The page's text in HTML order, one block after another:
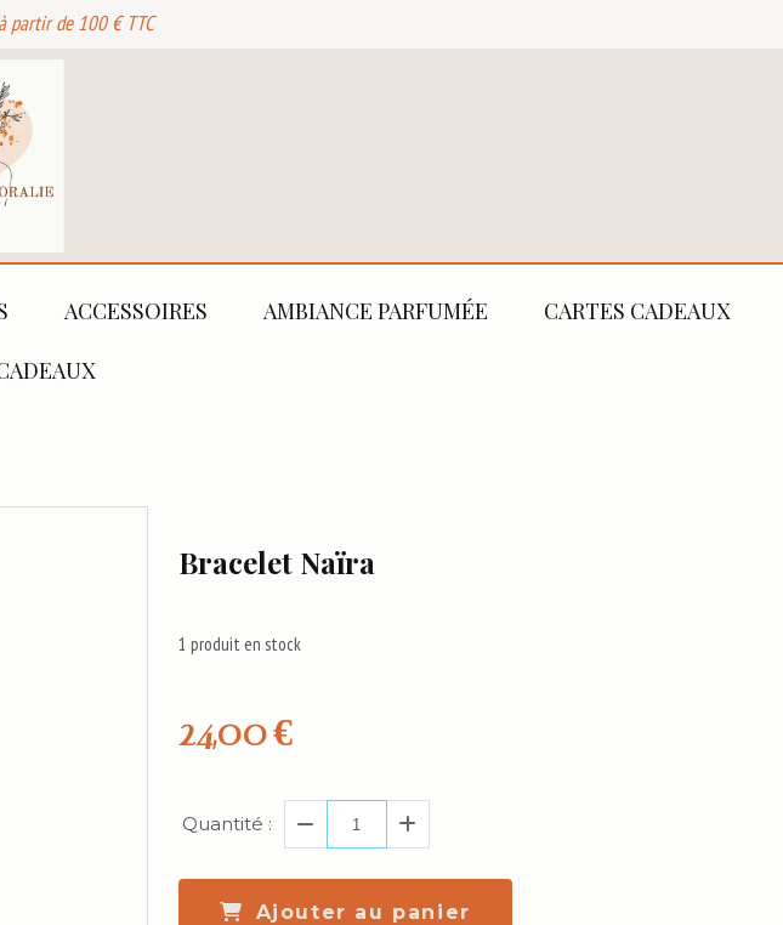
partir de 100 € TTC
ACCESSOIRES AMBIANCE PARFUMÉE CARTES CADEAUX
Bracelet Naïra
24,00€
1 produit en stock
Quantité :
Ajouter au panier